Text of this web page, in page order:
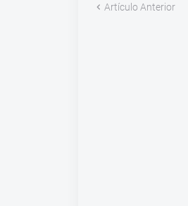
Artículo Anterior